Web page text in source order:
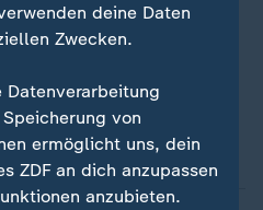
der King
– heute wäre Elvis
deine Daten
Zwecken.
von
ermöglicht uns, dein
ZDF an dich anzupassen
anzubieten.